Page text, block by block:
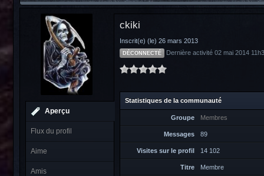
Aperçu
Flux du profil
Aime
Amis
ckiki
Inscrit(e) (le) 26 mars 2013
DÉCONNECTÉ Dernière activité 02 mai 2014
Statistiques de la communauté
Groupe Membres
Messages 89
Visites sur le profil 14 102
Titre Membre